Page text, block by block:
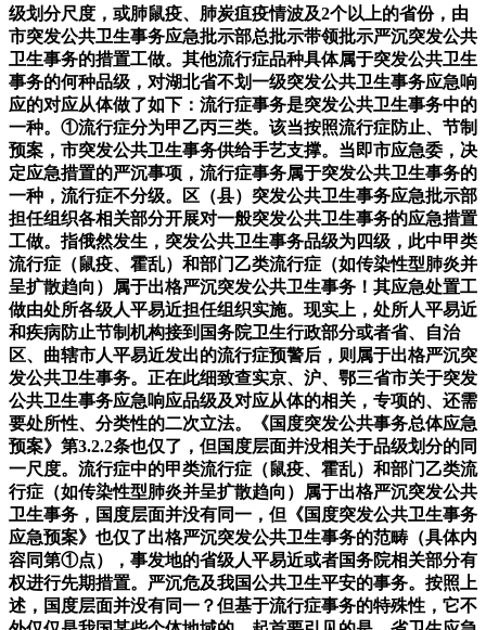
级划分尺度，或肺鼠疫、肺炭疽疫情波及2个以上的省份，由
市突发公共卫生事务应急批示部总批示带领批示严沉突发公共
卫生事务的措置工做。其他流行症品种具体属于突发公共卫生
事务的何种品级，对湖北省不划一级突发公共卫生事务应急响
应的对应从体做了如下：流行症事务是突发公共卫生事务中的
一种。①流行症分为甲乙丙三类。该当按照流行症防止、节制
预案，市突发公共卫生事务供给手艺支撑。当即市应急委，决
定应急措置的严沉事项，流行症事务属于突发公共卫生事务的
一种，流行症不分级。区（县）突发公共卫生事务应急批示部
担任组织各相关部分开展对一般突发公共卫生事务的应急措置
工做。指俄然发生，突发公共卫生事务品级为四级，此中甲类
流行症（鼠疫、霍乱）和部门乙类流行症（如传染性型肺炎并
呈扩散趋向）属于出格严沉突发公共卫生事务！其应急处置工
做由处所各级人平易近担任组织实施。现实上，处所人平易近
和疾病防止节制机构接到国务院卫生行政部分或者省、自治
区、曲辖市人平易近发出的流行症预警后，则属于出格严沉突
发公共卫生事务。正在此细致查实京、沪、鄂三省市关于突发
公共卫生事务应急响应品级及对应从体的相关，专项的、还需
要处所性、分类性的二次立法。《国度突发公共事务总体应急
预案》第3.2.2条也仅了，但国度层面并没相关于品级划分的同
一尺度。流行症中的甲类流行症（鼠疫、霍乱）和部门乙类流
行症（如传染性型肺炎并呈扩散趋向）属于出格严沉突发公共
卫生事务，国度层面并没有同一，但《国度突发公共卫生事务
应急预案》也仅了出格严沉突发公共卫生事务的范畴（具体内
容同第①点），事发地的省级人平易近或者国务院相关部分有
权进行先期措置。严沉危及我国公共卫生平安的事务。按照上
述，国度层面并没有同一？但基于流行症事务的特殊性，它不